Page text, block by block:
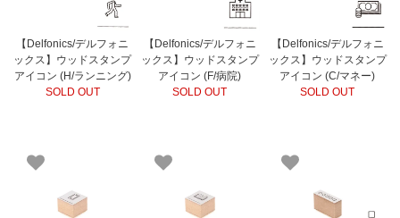
【Delfonics/デルフォニ
ックス】ウッドスタンプ
アイコン (H/ランニング)
SOLD OUT
【Delfonics/デルフォニ
ックス】ウッドスタンプ
アイコン (F/病院)
SOLD OUT
【Delfonics/デルフォニ
ックス】ウッドスタンプ
アイコン (C/マネー)
SOLD OUT